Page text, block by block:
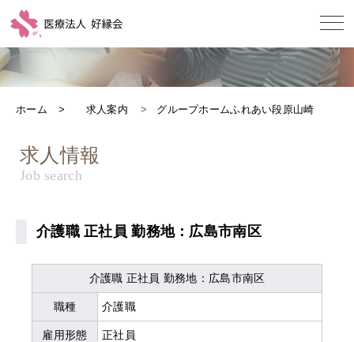
ホーム 求人案内 グループホームふれあい段原山崎
求人情報
介護職 正社員 勤務地：広島市南区
介護職 正社員 勤務地：広島市南区
職種 介護職
雇用形態 正社員